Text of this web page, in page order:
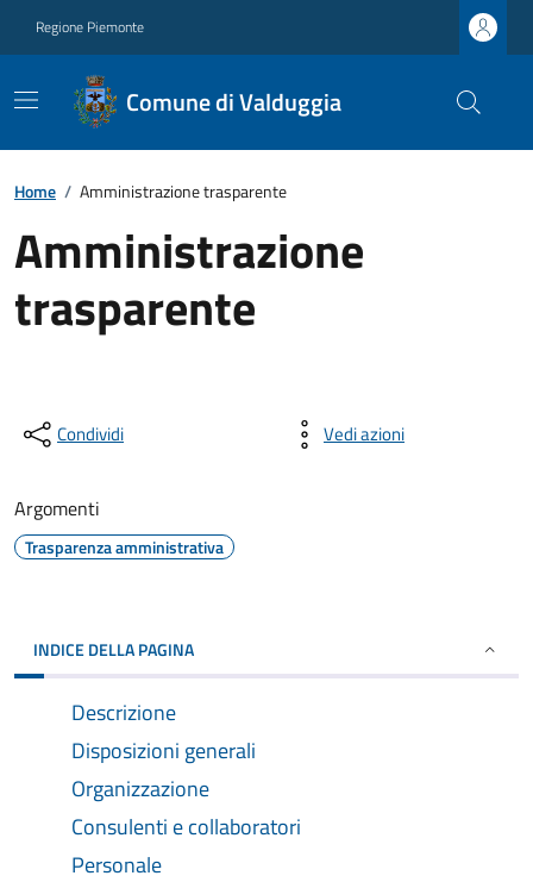
Regione Piemonte
Comune di Valduggia
Home / Amministrazione trasparente
Amministrazione
trasparente
Condividi Vedi azioni
Argomenti
Trasparenza amministrativa
INDICE DELLA PAGINA
Descrizione
Disposizioni generali
Organizzazione
Consulenti e collaboratori
Personale